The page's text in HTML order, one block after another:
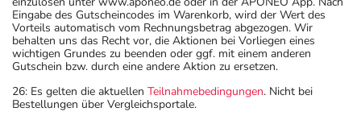
Eingabe des Gutscheincodes im Warenkorb, wird der Wert des
Vorteils automatisch vom Rechnungsbetrag abgezogen. Wir
behalten uns das Recht vor, die Aktionen bei Vorliegen eines
wichtigen Grundes zu beenden oder ggf. mit einem anderen
Gutschein bzw. durch eine andere Aktion zu ersetzen.
26: Es gelten die aktuellen Teilnahmebedingungen. Nicht bei
Bestellungen über Vergleichsportale.